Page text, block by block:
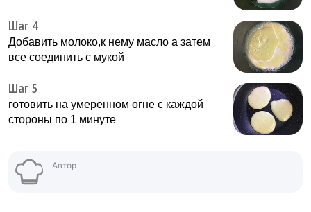
Шаг 4
Добавить молоко,к нему масло а затем
все соединить с мукой
Шаг 5
готовить на умеренном огне с каждой
стороны по 1 минуте
Автор